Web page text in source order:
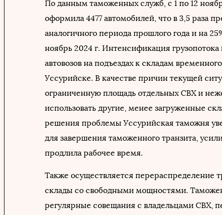
По данным таможенных служб, с 1 по 12
оформила 4477 автомобилей, что в 3,5 раза
аналогичного периода прошлого года и на
ноябрь 2024 г. Интенсификация
автовозов на подъездах к складам
Уссурийске. В качестве причин текущей
ограниченную площадь отдельных СВХ и
использовать другие, менее загруженные
решения проблемы Уссурийская таможня
для завершения таможенного транзита,
продлила рабочее время.
Также осуществляется перераспределение
склады со свободными мощностями.
регулярные совещания с владельцами СВХ,